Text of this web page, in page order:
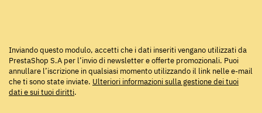
Inviando questo modulo, accetti che i dati inseriti vengano utilizzati da
PrestaShop S.A per l’invio di newsletter e offerte promozionali. Puoi
annullare l’iscrizione in qualsiasi momento utilizzando il link nelle e-mail
che ti sono state inviate. Ulteriori informazioni sulla gestione dei tuoi
dati e sui tuoi diritti.